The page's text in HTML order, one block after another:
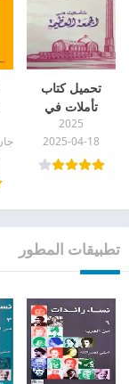
تحميل كتاب
تأملات في
الجمعة العظيمة
pdf
2025
2025-04-18
تطبيقات المطور